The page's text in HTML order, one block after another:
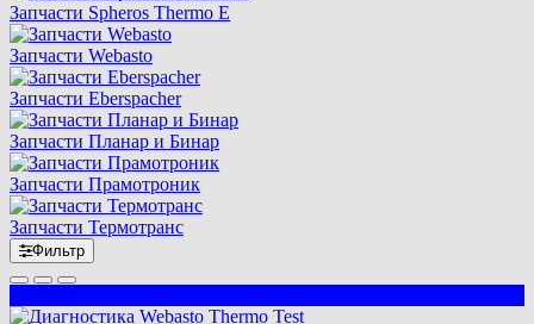
Запчасти Spheros Thermo E
Запчасти Webasto
Запчасти Eberspacher
Запчасти Планар и Бинар
Запчасти Прамотроник
Запчасти Термотранс
Фильтр